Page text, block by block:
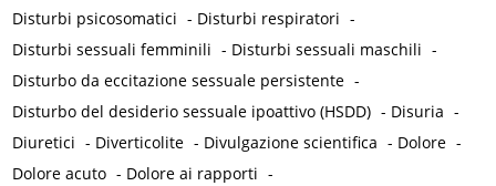
Disturbi psicosomatici - Disturbi respiratori -
Disturbi sessuali femminili - Disturbi sessuali maschili -
Disturbo da eccitazione sessuale persistente -
Disturbo del desiderio sessuale ipoattivo (HSDD) - Disuria -
Diuretici - Diverticolite - Divulgazione scientifica - Dolore -
Dolore acuto - Dolore ai rapporti -